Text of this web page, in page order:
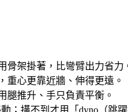
骨架掛著，比彎臂出力省力
重心更靠近牆、伸得更遠。
腿推升、手只負責平衡。
；搆不到才用「dyno（跳